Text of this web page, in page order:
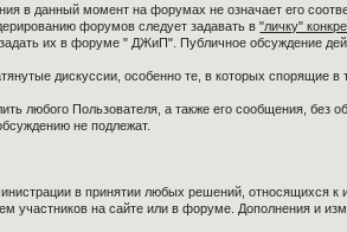
в данный момент на форумах не означает его
форумов следует задавать в"личку"
их в форуме " ДЖиП". Публичное обсуждение
дискуссии, особенно те, в которых спорящие
любого Пользователя, а также его сообщения, без
не подлежат.
в принятии любых решений, относящихся к
участников на сайте или в форуме. Дополнения и